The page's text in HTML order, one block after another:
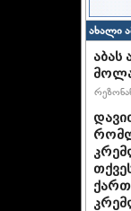
ახალი
აბას